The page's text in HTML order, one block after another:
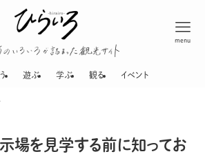
menu
遊ぶ 学ぶ 観る イベント
場を見学する前に知ってお